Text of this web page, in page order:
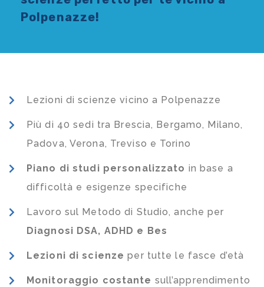
Polpenazze!
Lezioni di scienze vicino a Polpenazze
Più di 40 sedi tra Brescia, Bergamo, Milano,
Padova, Verona, Treviso e Torino
Piano di studi personalizzato in base a
difficoltà e esigenze specifiche
Lavoro sul Metodo di Studio, anche per
Diagnosi DSA, ADHD e Bes
Lezioni di scienze per tutte le fasce d’età
Monitoraggio costante sull’apprendimento